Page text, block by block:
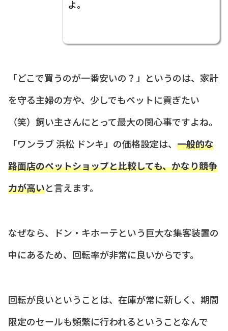
よ。
「どこで買うのが一番安いの？」というのは、家計
を守る主婦の方や、少しでもペットに貢ぎたい
（笑）飼い主さんにとって最大の関心事ですよね。
「ワンラブ 浜松 ドンキ」の価格設定は、 一般的な
路面店のペットショップと比較しても、かなり競争
力が高いと言えます。
なぜなら、ドン・キホーテという巨大な集客装置の
中にあるため、回転率が非常に良いからです。
回転が良いということは、在庫が常に新しく、期間
限定のセールも頻繁に行われるということなんで